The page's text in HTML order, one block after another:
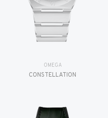
OMEGA
CONSTELLATION